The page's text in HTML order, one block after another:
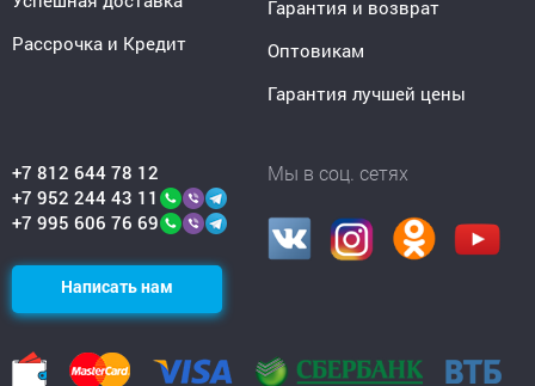
Рассрочка и Кредит
Гарантия и возврат
Оптовикам
Гарантия лучшей цены
+7 812 644 78 12
+7 952 244 43 11
+7 995 606 76 69
Написать нам
Мы в соц. сетях